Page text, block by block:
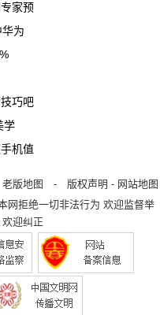
家预
为
巧吧
学
机值
老版地图 - 版权声明 - 网站地图
网拒绝一切非法行为 欢迎监督举
迎纠正